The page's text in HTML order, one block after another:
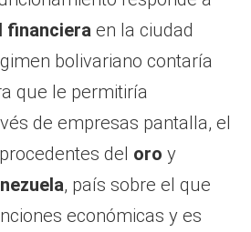
financiera en la ciudad
bolivariano contaría
que le permitiría
de empresas pantalla, el
del oro y
, país sobre el que
económicas y es